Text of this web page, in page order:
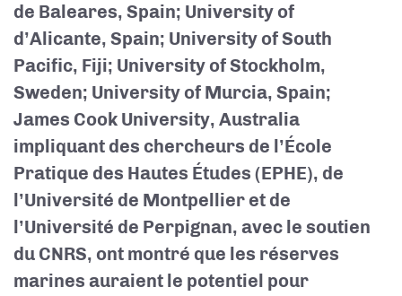
de Baleares, Spain; University of
d’Alicante, Spain; University of South
Pacific, Fiji; University of Stockholm,
Sweden; University of Murcia, Spain;
James Cook University, Australia
impliquant des chercheurs de l’École
Pratique des Hautes Études (EPHE), de
l’Université de Montpellier et de
l’Université de Perpignan, avec le soutien
du CNRS, ont montré que les réserves
marines auraient le potentiel pour